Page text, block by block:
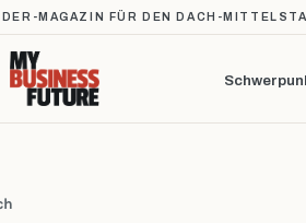
MAGAZIN FÜR DEN DACH-